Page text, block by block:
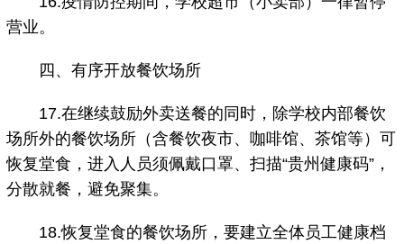
营业。
四、有序开放餐饮场所
17.在继续鼓励外卖送餐的同时，除学校内部餐饮
场所外的餐饮场所（含餐饮夜市、咖啡馆、茶馆等）可
恢复堂食，进入人员须佩戴口罩、扫描“贵州健康码”，
分散就餐，避免聚集。
18.恢复堂食的餐饮场所，要建立全体员工健康档